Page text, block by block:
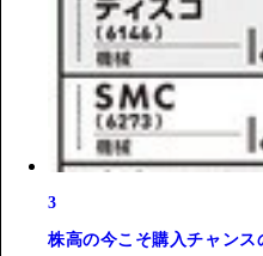
3
株高の今こそ購入チャン